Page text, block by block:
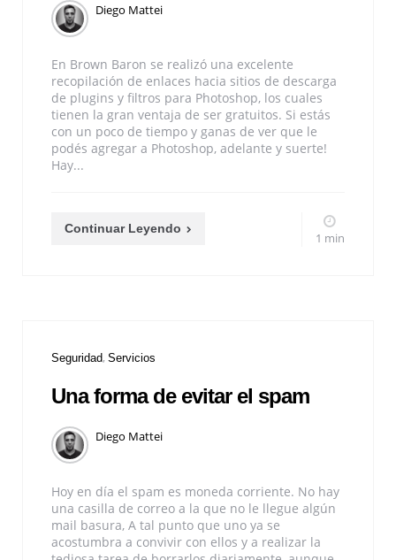
Diego Mattei
En Brown Baron se realizó una excelente
recopilación de enlaces hacia sitios de descarga
de plugins y filtros para Photoshop, los cuales
tienen la gran ventaja de ser gratuitos. Si estás
con un poco de tiempo y ganas de ver que le
podés agregar a Photoshop, adelante y suerte!
Hay...
Continuar Leyendo
1 min
Seguridad Servicios
Una forma de evitar el spam
Diego Mattei
Hoy en día el spam es moneda corriente. No hay
una casilla de correo a la que no le llegue algún
mail basura, A tal punto que uno ya se
acostumbra a convivir con ellos y a realizar la